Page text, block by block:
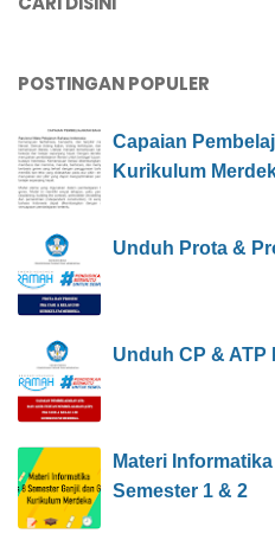
POSTINGAN POPULER
Capaian
Kurikulum
Unduh Prota &
Unduh CP & ATP
Materi
Semester 1 & 2